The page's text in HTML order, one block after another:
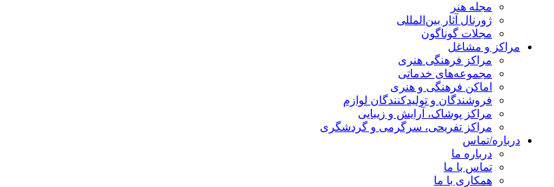
مجله هنر
ژورنال آثار بین‌المللی
مجلات گوناگون
مراکز و مشاغل
مراکز فرهنگی هنری
مجموعه‌های خدماتی
اماکن فرهنگی و هنری
فروشندگان و تولیدکنندگان لوازم
مراکز پوشاک، آرایش و زیبایی
مراکز تفریحی، سرگرمی و گردشگری
درباره/تماس
درباره ما
تماس با ما
همکاری با ما